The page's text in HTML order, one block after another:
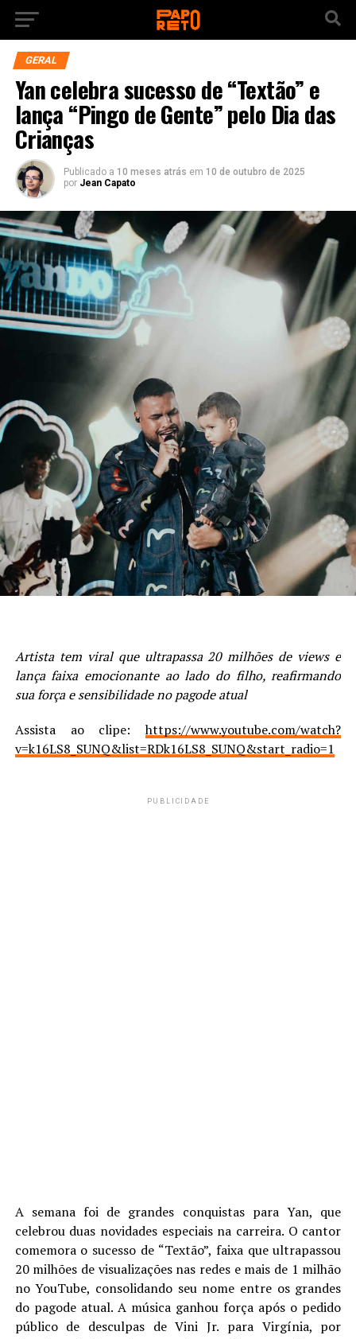
GERAL
Yan celebra sucesso de “Textão” e
lança “Pingo de Gente” pelo Dia das
Crianças
Publicado a 10 meses atrás em 10 de outubro de 2025
por Jean Capato
Artista tem viral que ultrapassa 20 milhões de views e
lança faixa emocionante ao lado do filho, reafirmando
sua força e sensibilidade no pagode atual
Assista ao clipe:https://www.youtube.com/watch?
v=k16LS8_SUNQ&list=RDk16LS8_SUNQ&start_radio=1
PUBLICIDADE
A semana foi de grandes conquistas para Yan, que
celebrou duas novidades especiais na carreira. O cantor
comemora o sucesso de “Textão”, faixa que ultrapassou
20 milhões de visualizações nas redes e mais de 1 milhão
no YouTube, consolidando seu nome entre os grandes
do pagode atual. A música ganhou força após o pedido
público de desculpas de Vini Jr. para Virgínia, por